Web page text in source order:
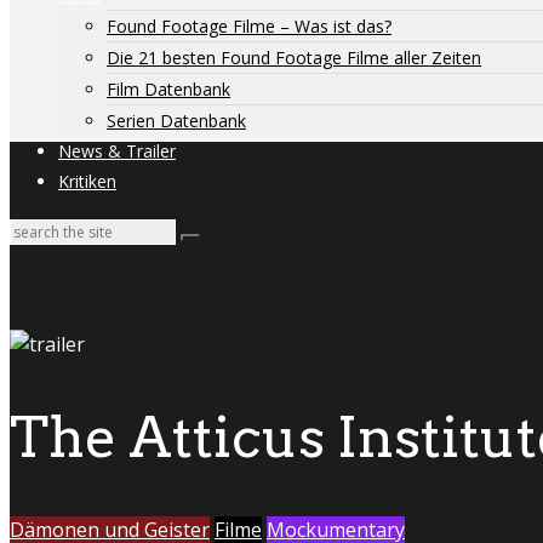
Found Footage Filme – Was ist das?
Die 21 besten Found Footage Filme aller Zeiten
Film Datenbank
Serien Datenbank
News & Trailer
Kritiken
The Atticus
Dämonen und Geister Filme Mockumentary